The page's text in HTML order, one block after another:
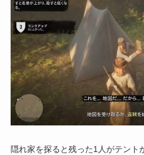
隠れ家を探ると残った1人がテント